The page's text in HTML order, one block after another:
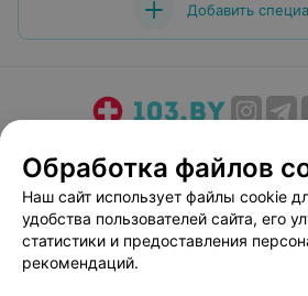
Добавить
Медицинский маркетинг
Пользовательское соглашение
Вакансии
Написать руководителю
Обработка файлов
Наш сайт использует файлы cookie
удобства пользователей сайта, его
статистики и предоставления
рекомендаций.